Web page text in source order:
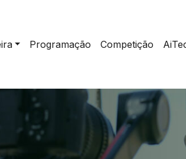
Programação Competição